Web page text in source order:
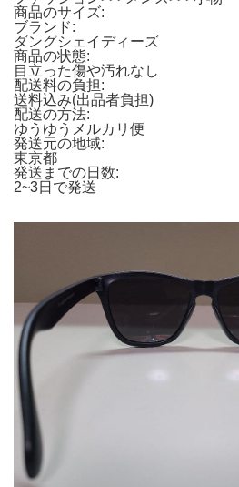
商品のサイズ:
ブランド:
ダングシェイディーズ
商品の状態:
目立った傷や汚れなし
配送料の負担:
送料込み(出品者負担)
配送の方法:
ゆうゆうメルカリ便
発送元の地域:
東京都
発送までの日数:
2~3日で発送